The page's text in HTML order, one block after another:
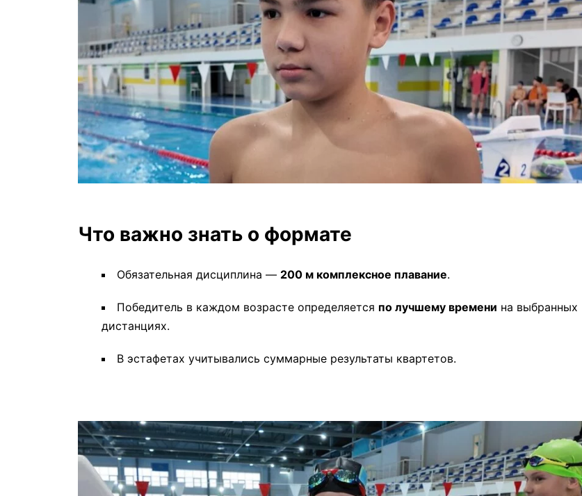
Что важно знать о формате
Обязательная дисциплина — 200 м комплексное плавание.
Победитель в каждом возрасте определяется по лучшему времени на выбранных
дистанциях.
В эстафетах учитывались суммарные результаты квартетов.